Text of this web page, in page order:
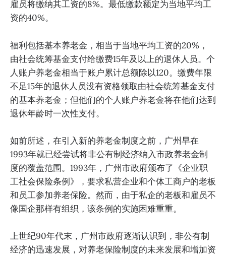
雇员将缴纳其工资的8%。最低缴款额定为当地平均工
资的40%。
福利包括基本养老金，相当于当地平均工资的20%，
由社会统筹基金支付给缴费15年及以上的退休人员。个
人账户养老金相当于账户累计总额除以120。缴费年限
不足15年的退休人员没有资格领取由社会统筹基金支付
的基本养老金；但他们的个人账户养老金将在他们达到
退休年龄时一次性支付。
如前所述，在引入新的养老金制度之前，广州早在
1993年就已经尝试将非公有制经济纳入市政养老金制
度的覆盖范围。1993年，广州市政府颁布了《企业职
工社会保险条例》，要求私营企业和个体工商户的老板
和员工参加养老保险。然而，由于私企的老板和雇员不
像国企那样有组织，该条例的实施困难重重。
上世纪90年代末，广州市政府逐渐认识到，非公有制
经济的迅速发展，对养老保险制度的未来发展和增加资